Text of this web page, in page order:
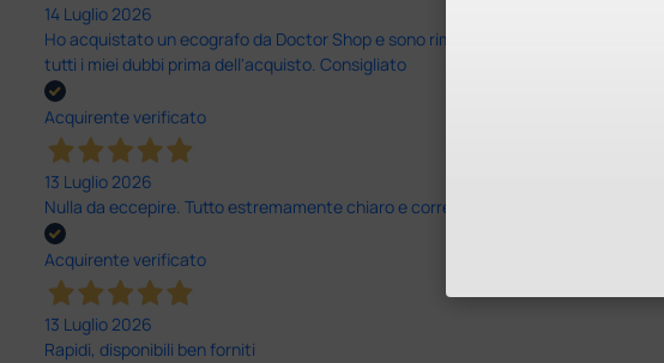
14 Luglio 2026
Ho acquistato un ecografo da Doctor Shop e sono rimasto molto soddisfatto
tutti i miei dubbi prima dell'acquisto. Consigliato
Acquirente verificato
13 Luglio 2026
Nulla da eccepire. Tutto estremamente chiaro e corretto, dall’ordine alla consegna.
Acquirente verificato
13 Luglio 2026
Rapidi, disponibili ben forniti